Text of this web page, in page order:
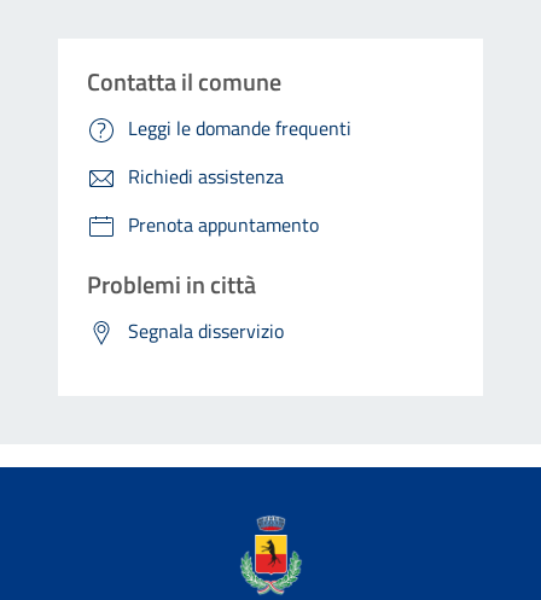
Contatta il comune
Leggi le domande frequenti
Richiedi assistenza
Prenota appuntamento
Problemi in città
Segnala disservizio